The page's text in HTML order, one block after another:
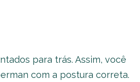
para trás. Assim, você
com a postura correta.